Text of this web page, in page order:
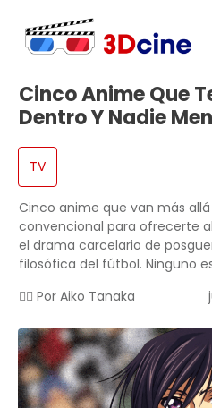
Cinco Anime Que
Dentro Y Nadie
TV
Cinco anime que van más
convencional para ofrecerte
el drama carcelario de
filosófica del fútbol. Ninguno
✍🏻 Por Aiko Tanaka